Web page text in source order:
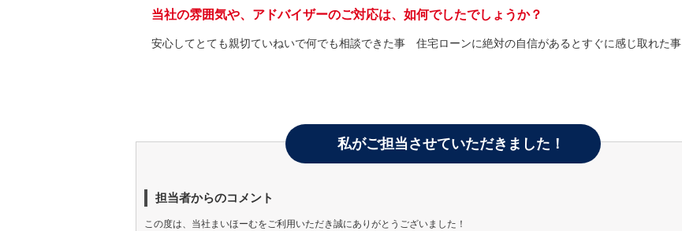
当社の雰囲気や、アドバイザーのご対応は、如何でしたでしょうか？
安心してとても親切ていねいで何でも相談できた事 住宅ローンに絶対の自信があるとすぐに感じ取れた事
私がご担当させていただきました！
担当者からのコメント
この度は、当社まいほーむをご利用いただき誠にありがとうございました！